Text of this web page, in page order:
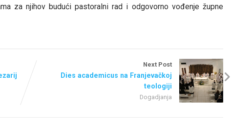
za njihov budući pastoralni rad i odgovorno vođenje župne
Next Post
Dies academicus na Franjevačkoj
teologiji
Dogadjanja